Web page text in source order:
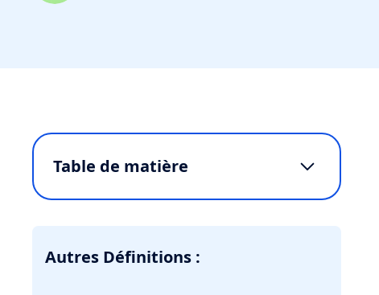
Table de matière
Comment fonctionne l'indexation
Pourquoi certaines pages ne sont-elles
Autres Définitions :